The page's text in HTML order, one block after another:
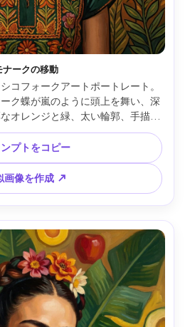
ナークの移動
コフォークアートポートレート。
ク蝶が嵐のように頭上を舞い、深
オレンジと緑、太い輪郭、手描き
祭的かつ神秘的雰囲気、85mmレ
柔らかいシネマティック照明 --ar
4:5
プトをコピー
画像を作成 ↗